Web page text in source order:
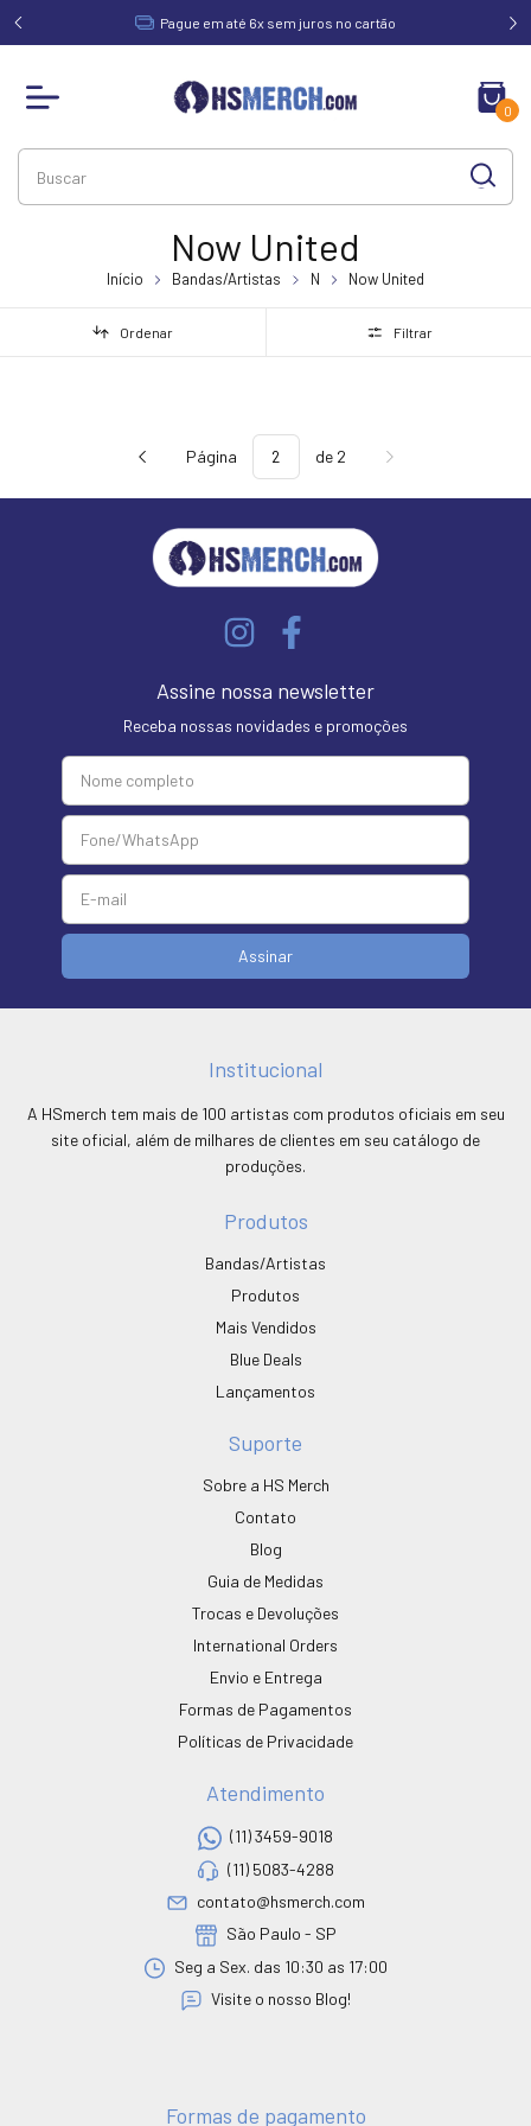
de Pague em até 6x sem juros no cartão
0
Now United
Início Bandas/Artistas N Now United
Ordenar Filtrar
Página de 2
Assine nossa newsletter
Receba nossas novidades e promoções
Institucional
A HSmerch tem mais de 100 artistas com produtos oficiais em seu
site oficial, além de milhares de clientes em seu catálogo de
produções.
Produtos
Bandas/Artistas
Produtos
Mais Vendidos
Blue Deals
Lançamentos
Suporte
Sobre a HS Merch
Contato
Blog
Guia de Medidas
Trocas e Devoluções
International Orders
Envio e Entrega
Formas de Pagamentos
Políticas de Privacidade
Atendimento
(11) 3459-9018
(11) 5083-4288
contato@hsmerch.com
São Paulo - SP
Seg a Sex. das 10:30 as 17:00
Visite o nosso Blog!
Formas de pagamento